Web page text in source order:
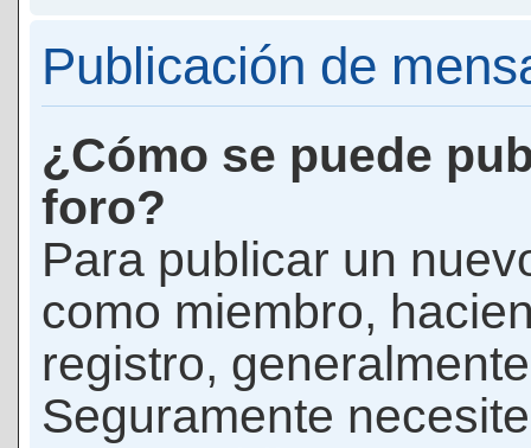
Publicación de
¿Cómo se puede
foro?
Para publicar un
como miembro,
registro,
Seguramente